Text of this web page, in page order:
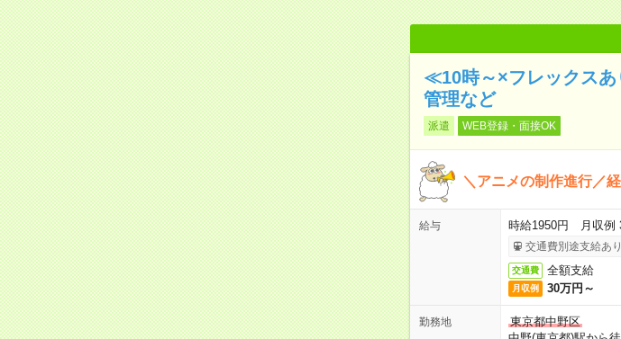
≪10時～×フレックスあ
管理など
派遣 WEB登録・面接OK
＼アニメの制作進行／
給与 時給1950円 月収例
交通費別途支給あり
交通費 全額支給
月収例 30万円～
勤務地
東京都中野区